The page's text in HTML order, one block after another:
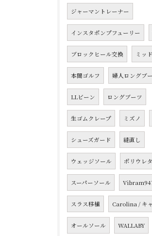
ジャーマントレーナー
インスタポンプフューリー
ブロックヒール交換 ミッ
本間ゴルフ 婦人ロングブ
LLビーン ロングブーツ
生ゴムクレープ ミズノ
シューズガード 縫直し
ウェッジソール ポリウレ
スーパーソール
スラス移植 Carolina / キ
オールソール WALLABY